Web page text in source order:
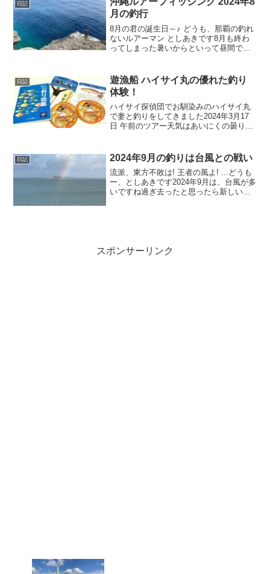
ングですなお、ラン...
日記
月の釣行
8月の君の誕生日～♪ どうも、那覇の釣れ
ないルアーマン としあきです8月も終わ
ってしまった暑いからといって昼間でな
回は釣りいってますが、完全坊主のとき
のは除外してます...
日記
遊漁船 ハイサイ丸の優れた釣り
体験！
ハイサイ探偵団でお馴染みのハイサイ丸
で妻と釣りをしてきました2024年3月17
日 午前のツアー天気はあいにくの曇りで
たハイサイ丸での釣果釣れたのはカワハ
ギでした！（言っ...
日記 2024年9月の釣りは台風との戦い
流派、東方不敗は! 王者の風よ! ...どうも
ー、としあきです2024年9月は、台風が多
いですね過ぎ去ったと思ったら新しい台
スポンサーリンク